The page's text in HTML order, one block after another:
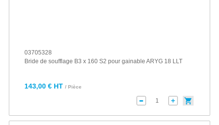
03705328
Bride de soufflage B3 x 160 S2 pour gainable ARYG 18 LLT
143,00 € HT / Pièce